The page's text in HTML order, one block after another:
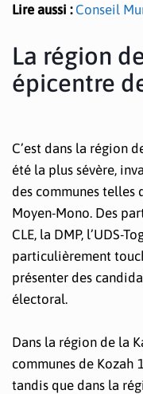
Lire aussi : Conseil
La région
épicentre
C’est dans la région
été la plus sévère,
des communes telles
Moyen-Mono. Des
CLE, la DMP, l’UDS-
particulièrement
présenter des
électoral.
Dans la région de la
communes de Kozah
tandis que dans la